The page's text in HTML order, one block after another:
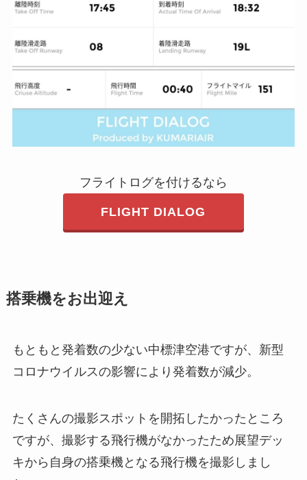
フライトログを付けるなら
FLIGHT DIALOG
搭乗機をお出迎え
もともと発着数の少ない中標津空港ですが、新型
コロナウイルスの影響により発着数が減少。
たくさんの撮影スポットを開拓したかったところ
ですが、撮影する飛行機がなかったため展望デッ
キから自身の搭乗機となる飛行機を撮影しまし